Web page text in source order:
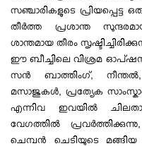
സഞ്ചാരികളുടെ പ്രിയപ്പെട്ട
തീർത്ത പ്രശാന്ത
ശാന്തമായ തീരം
ഈ ബീച്ചിലെ വിശ്രമ
സൻ ബാത്തിംഗ്,
മസാജുകൾ, പ്രത്യേക
എന്നിവ ഇവയിൽ
വേഗത്തിൽ
ചെമ്പൻ ചെടിയുടെ